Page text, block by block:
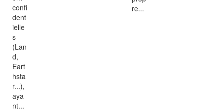
confi
dent
ielle
s
(Lan
d,
Eart
hsta
r...),
aya
nt...
re...